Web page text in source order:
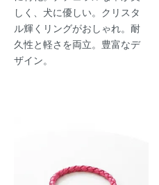
しく、犬に優しい。クリスタ
ル輝くリングがおしゃれ。耐
久性と軽さを両立。豊富なデ
ザイン。